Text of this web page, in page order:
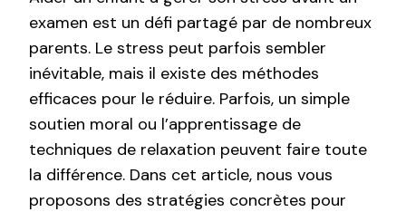
examen est un défi partagé par de nombreux
parents. Le stress peut parfois sembler
inévitable, mais il existe des méthodes
efficaces pour le réduire. Parfois, un simple
soutien moral ou l’apprentissage de
techniques de relaxation peuvent faire toute
la différence. Dans cet article, nous vous
proposons des stratégies concrètes pour